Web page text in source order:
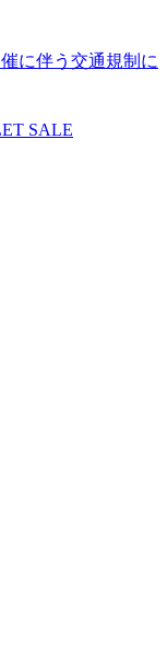
に伴う交通規制に
SALE